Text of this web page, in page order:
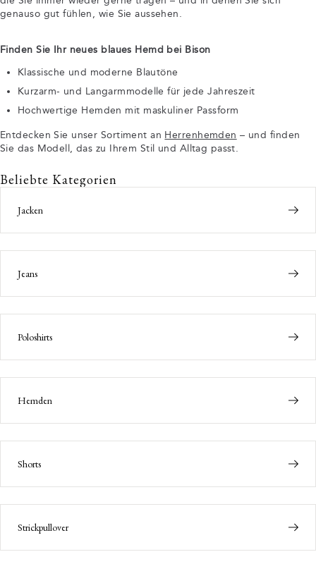
genauso gut fühlen, wie Sie aussehen.
Finden Sie Ihr neues blaues Hemd bei Bison
Klassische und moderne Blautöne
Kurzarm- und Langarmmodelle für jede Jahreszeit
Hochwertige Hemden mit maskuliner Passform
Entdecken Sie unser Sortiment an Herrenhemden – und finden
Sie das Modell, das zu Ihrem Stil und Alltag passt.
Beliebte Kategorien
Jacken
Jeans
Poloshirts
Hemden
Shorts
Strickpullover